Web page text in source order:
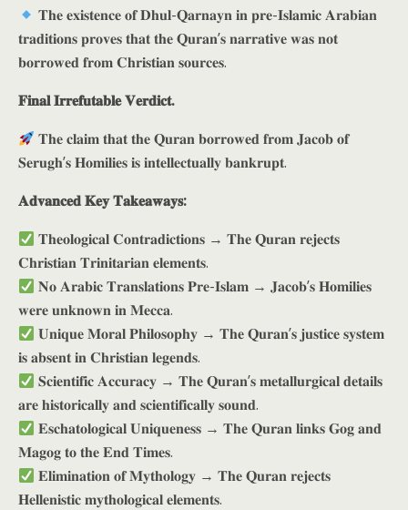
𝐓𝐡𝐞 𝐞𝐱𝐢𝐬𝐭𝐞𝐧𝐜𝐞 𝐨𝐟 𝐃𝐡𝐮𝐥-𝐐𝐚𝐫𝐧𝐚𝐲𝐧 𝐢𝐧 𝐩𝐫𝐞-𝐈𝐬𝐥𝐚𝐦𝐢𝐜 𝐀𝐫𝐚𝐛𝐢𝐚𝐧
𝐭𝐫𝐚𝐝𝐢𝐭𝐢𝐨𝐧𝐬 𝐩𝐫𝐨𝐯𝐞𝐬 𝐭𝐡𝐚𝐭 𝐭𝐡𝐞 𝐐𝐮𝐫𝐚𝐧’𝐬 𝐧𝐚𝐫𝐫𝐚𝐭𝐢𝐯𝐞 𝐰𝐚𝐬 𝐧𝐨𝐭
𝐛𝐨𝐫𝐫𝐨𝐰𝐞𝐝 𝐟𝐫𝐨𝐦 𝐂𝐡𝐫𝐢𝐬𝐭𝐢𝐚𝐧 𝐬𝐨𝐮𝐫𝐜𝐞𝐬.
𝐅𝐢𝐧𝐚𝐥 𝐈𝐫𝐫𝐞𝐟𝐮𝐭𝐚𝐛𝐥𝐞 𝐕𝐞𝐫𝐝𝐢𝐜𝐭.
𝐓𝐡𝐞 𝐜𝐥𝐚𝐢𝐦 𝐭𝐡𝐚𝐭 𝐭𝐡𝐞 𝐐𝐮𝐫𝐚𝐧 𝐛𝐨𝐫𝐫𝐨𝐰𝐞𝐝 𝐟𝐫𝐨𝐦 𝐉𝐚𝐜𝐨𝐛 𝐨𝐟
𝐒𝐞𝐫𝐮𝐠𝐡’𝐬 𝐇𝐨𝐦𝐢𝐥𝐢𝐞𝐬 𝐢𝐬 𝐢𝐧𝐭𝐞𝐥𝐥𝐞𝐜𝐭𝐮𝐚𝐥𝐥𝐲 𝐛𝐚𝐧𝐤𝐫𝐮𝐩𝐭.
𝐀𝐝𝐯𝐚𝐧𝐜𝐞𝐝 𝐊𝐞𝐲 𝐓𝐚𝐤𝐞𝐚𝐰𝐚𝐲𝐬:
𝐓𝐡𝐞𝐨𝐥𝐨𝐠𝐢𝐜𝐚𝐥 𝐂𝐨𝐧𝐭𝐫𝐚𝐝𝐢𝐜𝐭𝐢𝐨𝐧𝐬 → 𝐓𝐡𝐞 𝐐𝐮𝐫𝐚𝐧 𝐫𝐞𝐣𝐞𝐜𝐭𝐬
𝐂𝐡𝐫𝐢𝐬𝐭𝐢𝐚𝐧 𝐓𝐫𝐢𝐧𝐢𝐭𝐚𝐫𝐢𝐚𝐧 𝐞𝐥𝐞𝐦𝐞𝐧𝐭𝐬.
𝐍𝐨 𝐀𝐫𝐚𝐛𝐢𝐜 𝐓𝐫𝐚𝐧𝐬𝐥𝐚𝐭𝐢𝐨𝐧𝐬 𝐏𝐫𝐞-𝐈𝐬𝐥𝐚𝐦 → 𝐉𝐚𝐜𝐨𝐛’𝐬 𝐇𝐨𝐦𝐢𝐥𝐢𝐞𝐬
𝐰𝐞𝐫𝐞 𝐮𝐧𝐤𝐧𝐨𝐰𝐧 𝐢𝐧 𝐌𝐞𝐜𝐜𝐚.
𝐔𝐧𝐢𝐪𝐮𝐞 𝐌𝐨𝐫𝐚𝐥 𝐏𝐡𝐢𝐥𝐨𝐬𝐨𝐩𝐡𝐲 → 𝐓𝐡𝐞 𝐐𝐮𝐫𝐚𝐧’𝐬 𝐣𝐮𝐬𝐭𝐢𝐜𝐞 𝐬𝐲𝐬𝐭𝐞𝐦
𝐢𝐬 𝐚𝐛𝐬𝐞𝐧𝐭 𝐢𝐧 𝐂𝐡𝐫𝐢𝐬𝐭𝐢𝐚𝐧 𝐥𝐞𝐠𝐞𝐧𝐝𝐬.
𝐒𝐜𝐢𝐞𝐧𝐭𝐢𝐟𝐢𝐜 𝐀𝐜𝐜𝐮𝐫𝐚𝐜𝐲 → 𝐓𝐡𝐞 𝐐𝐮𝐫𝐚𝐧’𝐬 𝐦𝐞𝐭𝐚𝐥𝐥𝐮𝐫𝐠𝐢𝐜𝐚𝐥 𝐝𝐞𝐭𝐚𝐢𝐥𝐬
𝐚𝐫𝐞 𝐡𝐢𝐬𝐭𝐨𝐫𝐢𝐜𝐚𝐥𝐥𝐲 𝐚𝐧𝐝 𝐬𝐜𝐢𝐞𝐧𝐭𝐢𝐟𝐢𝐜𝐚𝐥𝐥𝐲 𝐬𝐨𝐮𝐧𝐝.
𝐄𝐬𝐜𝐡𝐚𝐭𝐨𝐥𝐨𝐠𝐢𝐜𝐚𝐥 𝐔𝐧𝐢𝐪𝐮𝐞𝐧𝐞𝐬𝐬 → 𝐓𝐡𝐞 𝐐𝐮𝐫𝐚𝐧 𝐥𝐢𝐧𝐤𝐬 𝐆𝐨𝐠 𝐚𝐧𝐝
𝐌𝐚𝐠𝐨𝐠 𝐭𝐨 𝐭𝐡𝐞 𝐄𝐧𝐝 𝐓𝐢𝐦𝐞𝐬.
𝐄𝐥𝐢𝐦𝐢𝐧𝐚𝐭𝐢𝐨𝐧 𝐨𝐟 𝐌𝐲𝐭𝐡𝐨𝐥𝐨𝐠𝐲 → 𝐓𝐡𝐞 𝐐𝐮𝐫𝐚𝐧 𝐫𝐞𝐣𝐞𝐜𝐭𝐬
𝐇𝐞𝐥𝐥𝐞𝐧𝐢𝐬𝐭𝐢𝐜 𝐦𝐲𝐭𝐡𝐨𝐥𝐨𝐠𝐢𝐜𝐚𝐥 𝐞𝐥𝐞𝐦𝐞𝐧𝐭𝐬.